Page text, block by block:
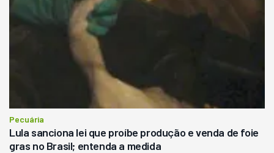
Pecuária
Lula sanciona lei que proíbe produção e venda de foie
gras no Brasil; entenda a medida